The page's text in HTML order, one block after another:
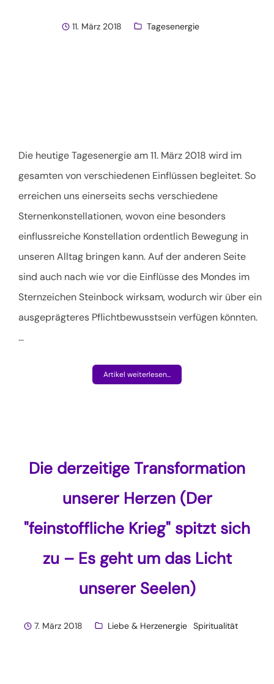
11. März 2018 Tagesenergie
Die heutige Tagesenergie am 11. März 2018 wird im
gesamten von verschiedenen Einflüssen begleitet. So
erreichen uns einerseits sechs verschiedene
Sternenkonstellationen, wovon eine besonders
einflussreiche Konstellation ordentlich Bewegung in
unseren Alltag bringen kann. Auf der anderen Seite
sind auch nach wie vor die Einflüsse des Mondes im
Sternzeichen Steinbock wirksam, wodurch wir über ein
ausgeprägteres Pflichtbewusstsein verfügen könnten.
…
Artikel weiterlesen...
Die derzeitige Transformation
unserer Herzen (Der
"feinstoffliche Krieg" spitzt sich
zu – Es geht um das Licht
unserer Seelen)
7. März 2018 Liebe & Herzenergie Spiritualität